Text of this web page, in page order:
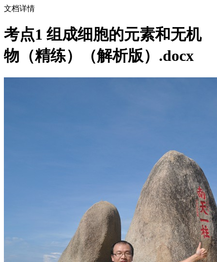
文档详情
考点1 组成细胞的元素和无机
物（精练）（解析版）.docx